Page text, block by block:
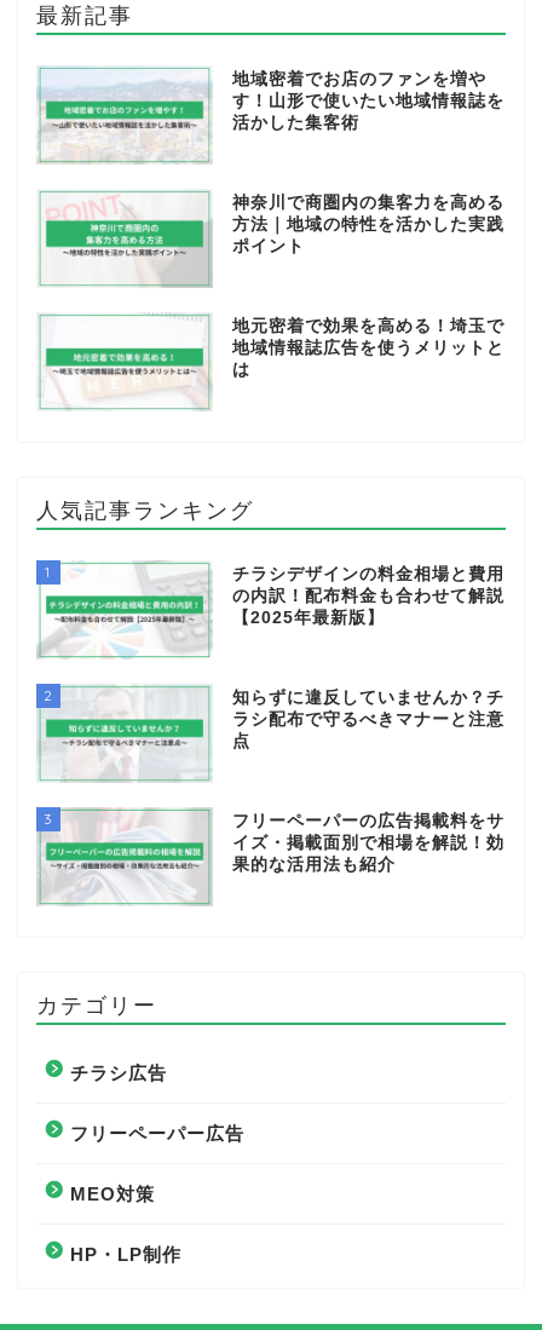
最新記事
地域密着でお店のファンを増や
す！山形で使いたい地域情報誌を
活かした集客術
神奈川で商圏内の集客力を高める
方法｜地域の特性を活かした実践
ポイント
地元密着で効果を高める！埼玉で
地域情報誌広告を使うメリットと
は
人気記事ランキング
1
チラシデザインの料金相場と費用
の内訳！配布料金も合わせて解説
【2025年最新版】
2
知らずに違反していませんか？チ
ラシ配布で守るべきマナーと注意
点
3
フリーペーパーの広告掲載料をサ
イズ・掲載面別で相場を解説！効
果的な活用法も紹介
カテゴリー
チラシ広告
フリーペーパー広告
MEO対策
HP・LP制作